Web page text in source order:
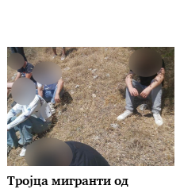
Тројца мигранти од